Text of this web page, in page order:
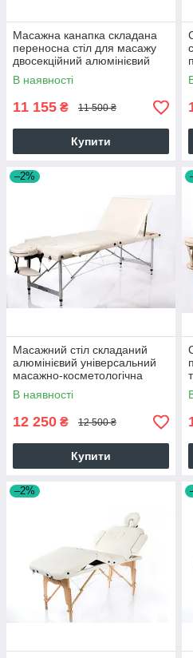
Масажна канапка складана
переносна стіл для масажу
двосекційний алюмінієвий
RESTPRO® ALU 2 (L) Беж
В наявності
11 155 ₴ 11 500 ₴
Купити
–2%
Масажний стіл складаний
алюмінієвий універсальний
масажно-косметологічна
канапа RESTPRO ALU 3 Беж
В наявності
12 250 ₴ 12 500 ₴
Купити
–2%